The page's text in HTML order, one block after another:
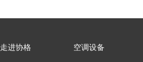
走进协格 空调设备